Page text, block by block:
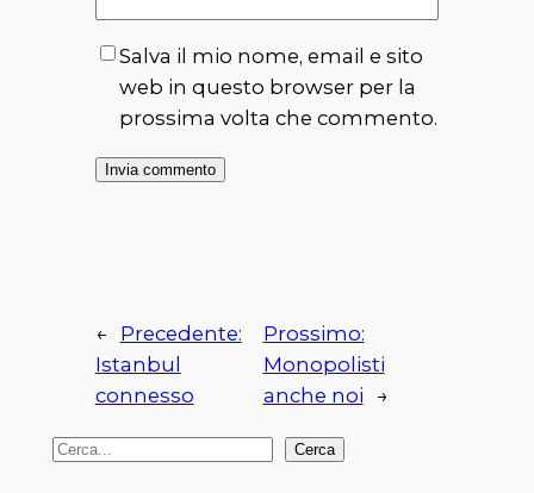
Salva il mio nome, email e sito
web in questo browser per la
prossima volta che commento.
←
Precedente:
Istanbul
connesso
Prossimo:
Monopolisti
anche noi
→
C
Cerca